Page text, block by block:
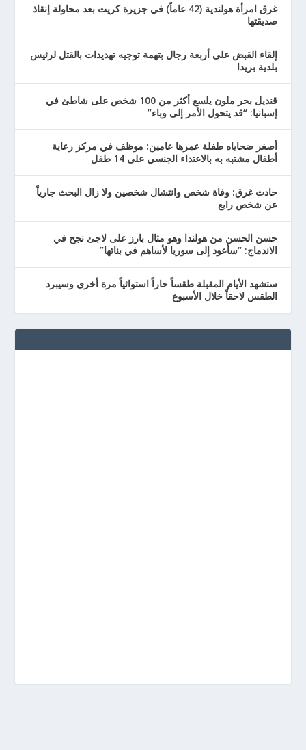
غرق امرأة هولندية (42 عاماً) في جزيرة كريت بعد محاولة إنقاذ
صديقتها
إلقاء القبض على أربعة رجال بتهمة توجيه تهديدات بالقتل لرئيس
بلدية بريدا
قنديل بحر ملون يلسع أكثر من 100 شخص على شاطئ في
إسبانيا: “قد يتحول الأمر إلى وباء”
أصغر ضحاياه طفلة عمرها عامين: موظف في مركز رعاية
أطفال مشتبه به بالاعتداء الجنسي على 14 طفل
حادث غرق: وفاة شخص وانتشال شخصين ولا زال البحث جارياً
عن شخص رابع
حسن الحسن من هولندا وهو مثال بارز على لاجئ نجح في
الاندماج: “سأعود إلى سوريا لأساهم في بنائها”
ستشهد الأيام المقبلة طقساً حاراً استوائياً مرة أخرى وسيبرد
الطقس لاحقاً خلال الأسبوع